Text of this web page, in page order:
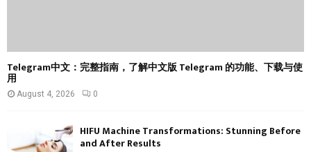
Telegram中文：完整指南，了解中文版 Telegram 的功能、下载与使
用
August 4, 2026 0
HIFU Machine Transformations: Stunning Before
and After Results